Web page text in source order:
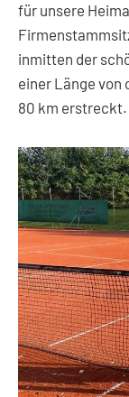
für unsere
inmitten der
einer Länge von
80 km erstreckt.